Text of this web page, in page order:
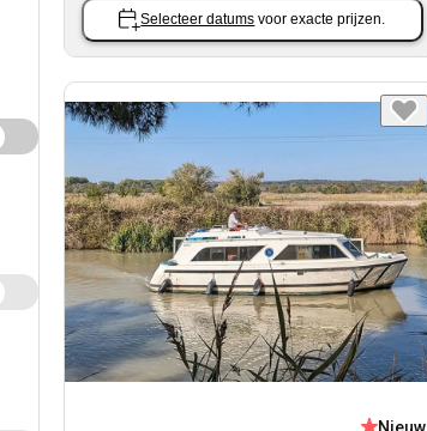
Selecteer datums voor exacte prijzen.